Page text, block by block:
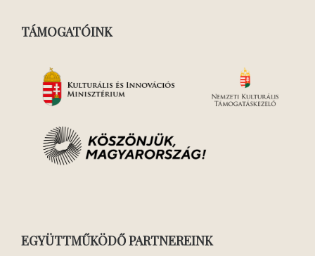
TÁMOGATÓINK
EGYÜTTMŰKÖDŐ PARTNEREINK